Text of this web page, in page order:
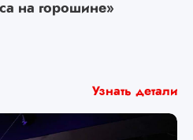
на горошине»
Узнать детали